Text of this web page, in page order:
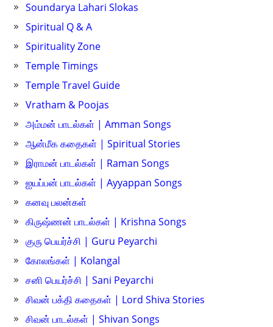
Soundarya Lahari Slokas
Spiritual Q & A
Spirituality Zone
Temple Timings
Temple Travel Guide
Vratham & Poojas
அம்மன் பாடல்கள் | Amman Songs
ஆன்மீக கதைகள் | Spiritual Stories
இராமன் பாடல்கள் | Raman Songs
ஐயப்பன் பாடல்கள் | Ayyappan Songs
கனவு பலன்கள்
கிருஷ்ணன் பாடல்கள் | Krishna Songs
குரு பெயர்ச்சி | Guru Peyarchi
கோலங்கள் | Kolangal
சனி பெயர்ச்சி | Sani Peyarchi
சிவன் பக்தி கதைகள் | Lord Shiva Stories
சிவன் பாடல்கள் | Shivan Songs